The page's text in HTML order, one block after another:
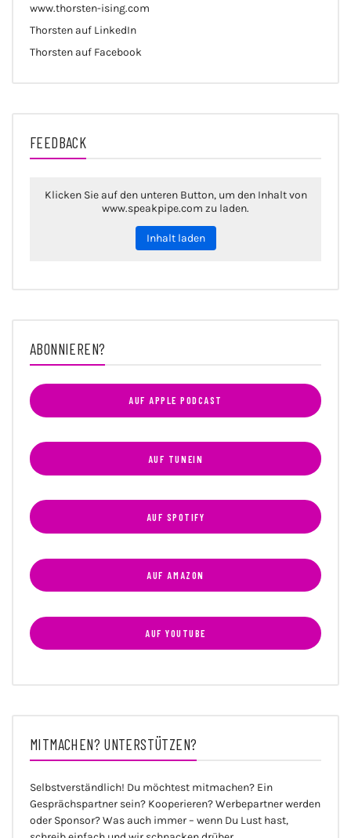
www.thorsten-ising.com
Thorsten auf LinkedIn
Thorsten auf Facebook
FEEDBACK
Klicken Sie auf den unteren Button, um den Inhalt von
www.speakpipe.com zu laden.
Inhalt laden
ABONNIEREN?
AUF APPLE PODCAST
AUF TUNEIN
AUF SPOTIFY
AUF AMAZON
AUF YOUTUBE
MITMACHEN? UNTERSTÜTZEN?
Selbstverständlich! Du möchtest mitmachen? Ein
Gesprächspartner sein? Kooperieren? Werbepartner werden
oder Sponsor? Was auch immer – wenn Du Lust hast,